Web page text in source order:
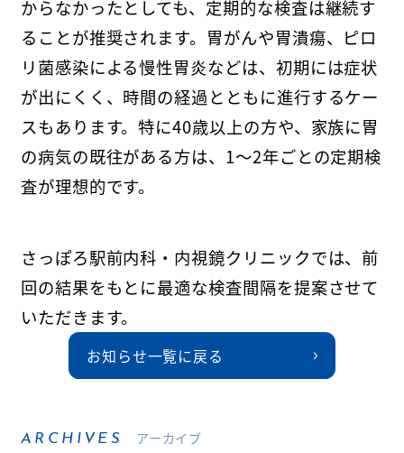
からなかったとしても、定期的な検査は継続す
ることが推奨されます。胃がんや胃潰瘍、ピロ
リ菌感染による慢性胃炎などは、初期には症状
が出にくく、時間の経過とともに進行するケー
スもあります。特に40歳以上の方や、家族に胃
の病気の既往がある方は、1〜2年ごとの定期検
査が理想的です。
さっぽろ駅前内科・内視鏡クリニックでは、前
回の結果をもとに最適な検査間隔を提案させて
いただきます。
お知らせ一覧に戻る
ARCHIVES アーカイブ